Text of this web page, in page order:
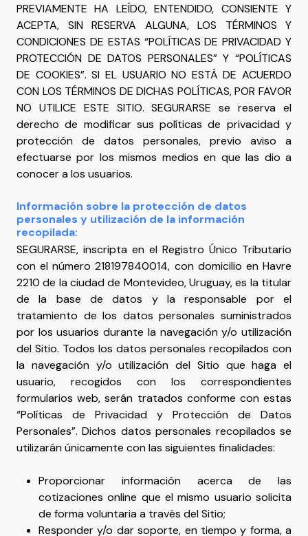
PREVIAMENTE HA LEÍDO, ENTENDIDO, CONSIENTE Y
ACEPTA, SIN RESERVA ALGUNA, LOS TÉRMINOS Y
CONDICIONES DE ESTAS “POLÍTICAS DE PRIVACIDAD Y
PROTECCIÓN DE DATOS PERSONALES” Y “POLÍTICAS
DE COOKIES”. SI EL USUARIO NO ESTÁ DE ACUERDO
CON LOS TÉRMINOS DE DICHAS POLÍTICAS, POR FAVOR
NO UTILICE ESTE SITIO. SEGURARSE se reserva el
derecho de modificar sus políticas de privacidad y
protección de datos personales, previo aviso a
efectuarse por los mismos medios en que las dio a
conocer a los usuarios.
Información sobre la protección de datos
personales y utilización de la información
recopilada:
SEGURARSE, inscripta en el Registro Único Tributario
con el número 218197840014, con domicilio en Havre
2210 de la ciudad de Montevideo, Uruguay, es la titular
de la base de datos y la responsable por el
tratamiento de los datos personales suministrados
por los usuarios durante la navegación y/o utilización
del Sitio. Todos los datos personales recopilados con
la navegación y/o utilización del Sitio que haga el
usuario, recogidos con los correspondientes
formularios web, serán tratados conforme con estas
“Políticas de Privacidad y Protección de Datos
Personales”. Dichos datos personales recopilados se
utilizarán únicamente con las siguientes finalidades:
Proporcionar información acerca de las
cotizaciones online que el mismo usuario solicita
de forma voluntaria a través del Sitio;
Responder y/o dar soporte, en tiempo y forma, a